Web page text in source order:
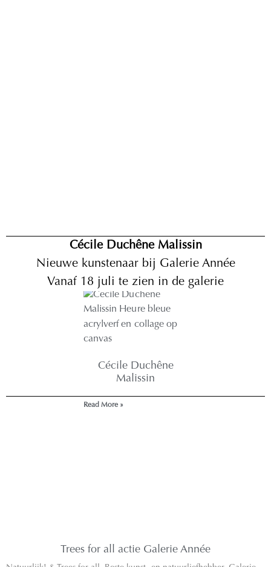
Cécile Duchêne Malissin
Nieuwe kunstenaar bij Galerie Année
Vanaf 18 juli te zien in de galerie
Cécile Duchêne
Malissin
Read More »
Trees for all actie Galerie Année